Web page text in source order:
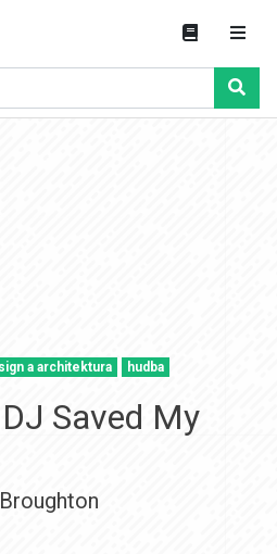
a architektura hudba
Saved My